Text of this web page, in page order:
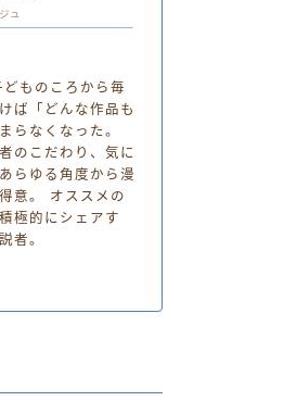
ュ
ものころから毎
ば「どんな作品も
らなくなった。
のこだわり、気に
らゆる角度から漫
意。 オススメの
極的にシェアす
者。